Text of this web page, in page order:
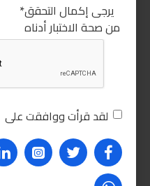
يرجى إكمال التحقق
من صحة الاختبار أدناه
لقد قرأت ووافقت على